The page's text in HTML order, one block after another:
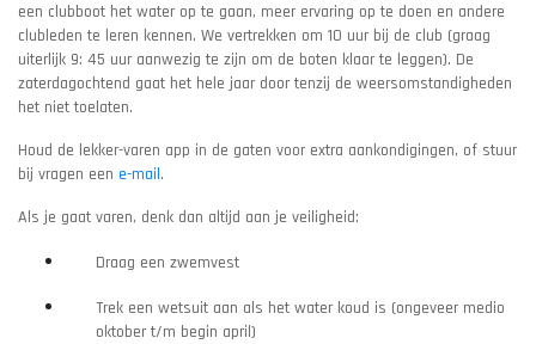
een clubboot het water op te gaan, meer ervaring op te doen en andere
clubleden te leren kennen. We vertrekken om 10 uur bij de club (graag
uiterlijk 9: 45 uur aanwezig te zijn om de boten klaar te leggen). De
zaterdagochtend gaat het hele jaar door tenzij de weersomstandigheden
het niet toelaten.
Houd de lekker-varen app in de gaten voor extra aankondigingen, of stuur
bij vragen een e-mail.
Als je gaat varen, denk dan altijd aan je veiligheid:
Draag een zwemvest
Trek een wetsuit aan als het water koud is (ongeveer medio
oktober t/m begin april)